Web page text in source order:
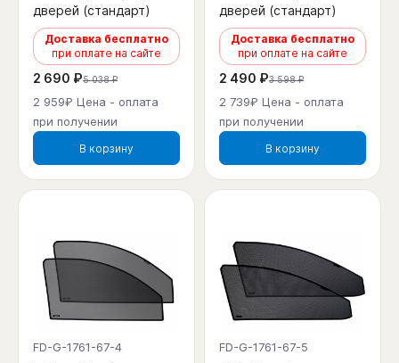
дверей (стандарт)
Доставка бесплатно
при оплате на сайте
2 690 ₽5 038 ₽
2 959₽ Цена - оплата
при получении
В корзину
дверей (стандарт)
Доставка бесплатно
при оплате на сайте
2 490 ₽3 598 ₽
2 739₽ Цена - оплата
при получении
В корзину
FD-G-1761-67-4 FD-G-1761-67-5